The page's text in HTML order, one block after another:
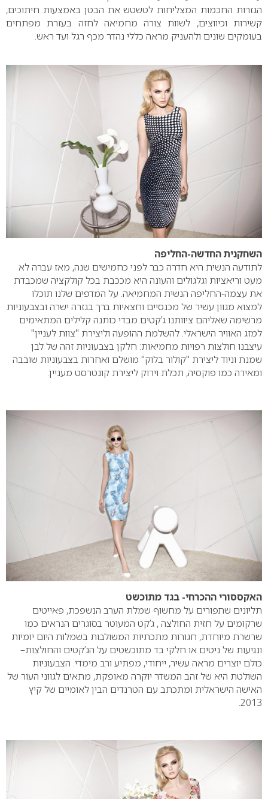
הגזרות החכמות המצליחות לטשטש את הבטן באמצעות חיתוכים,
קשירות וכיווצים, לשוות צורה מחמיאה לחזה בעזרת מפתחים
בעומקים שונים ולהעניק מראה כללי נהדר מכף רגל ועד ראש.
השחקנית החדשה-החליפה
לתודעה הנשית היא חדרה כבר לפני כחמישים שנה, מאז עברה לא
מעט וריאציות וגלגולים והעונה היא מככבת בכל קולקציה שמכבדת
את עצמה-החליפה הנשית המחמיאה. על המדפים שלנו תוכלו
למצוא מגוון עשיר של מכנסיים וחצאיות ברך בגזרה ישרה ובצבעוניות
מרשימה שאליהם ציוותנו ג’קטים מבדי כותנה קלילים המתאימים
למזג האוויר הישראלי. להשלמת ההופעה וליצירת "צוות לעניין"
עיצבנו חולצות רפויות מחמיאות: חלקן בצבעוניות זהה של לבן
שמנת וניוד ליצירת "קולור בלוק" מושלם ואחרות בצבעוניות שובבה
ומאירה כמו פוקסיה, תכלת וירוק ליצירת קונטרסט מעניין.
האקססורי ההכרחי- בגד מתוכשט
תליונים שתפורים על מחשוף שמלת הערב הנשפכת, פאייטים
שרקומים על חזית החולצה , ג’קט המעוטר בסוגרים הנראים כמו
שרשרת מיוחדת, חגורות מתכתיות המשולבות בשמלות היום יומיות
ונגיעות של ניטים או חלקי בד מתוכשטים על הג’קטים והחולצות–
כולם יוצרים מראה עשיר, ייחודי, מפתיע ורב מימדי. הצבעוניות
השולטת היא של זהב המשדר יוקרה מאופקת, מתאים לגווני העור של
האישה הישראלית ומתכתב עם הטרנדים הבין לאומיים של קיץ
2013.